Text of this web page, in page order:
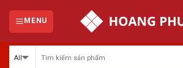
content
MENU